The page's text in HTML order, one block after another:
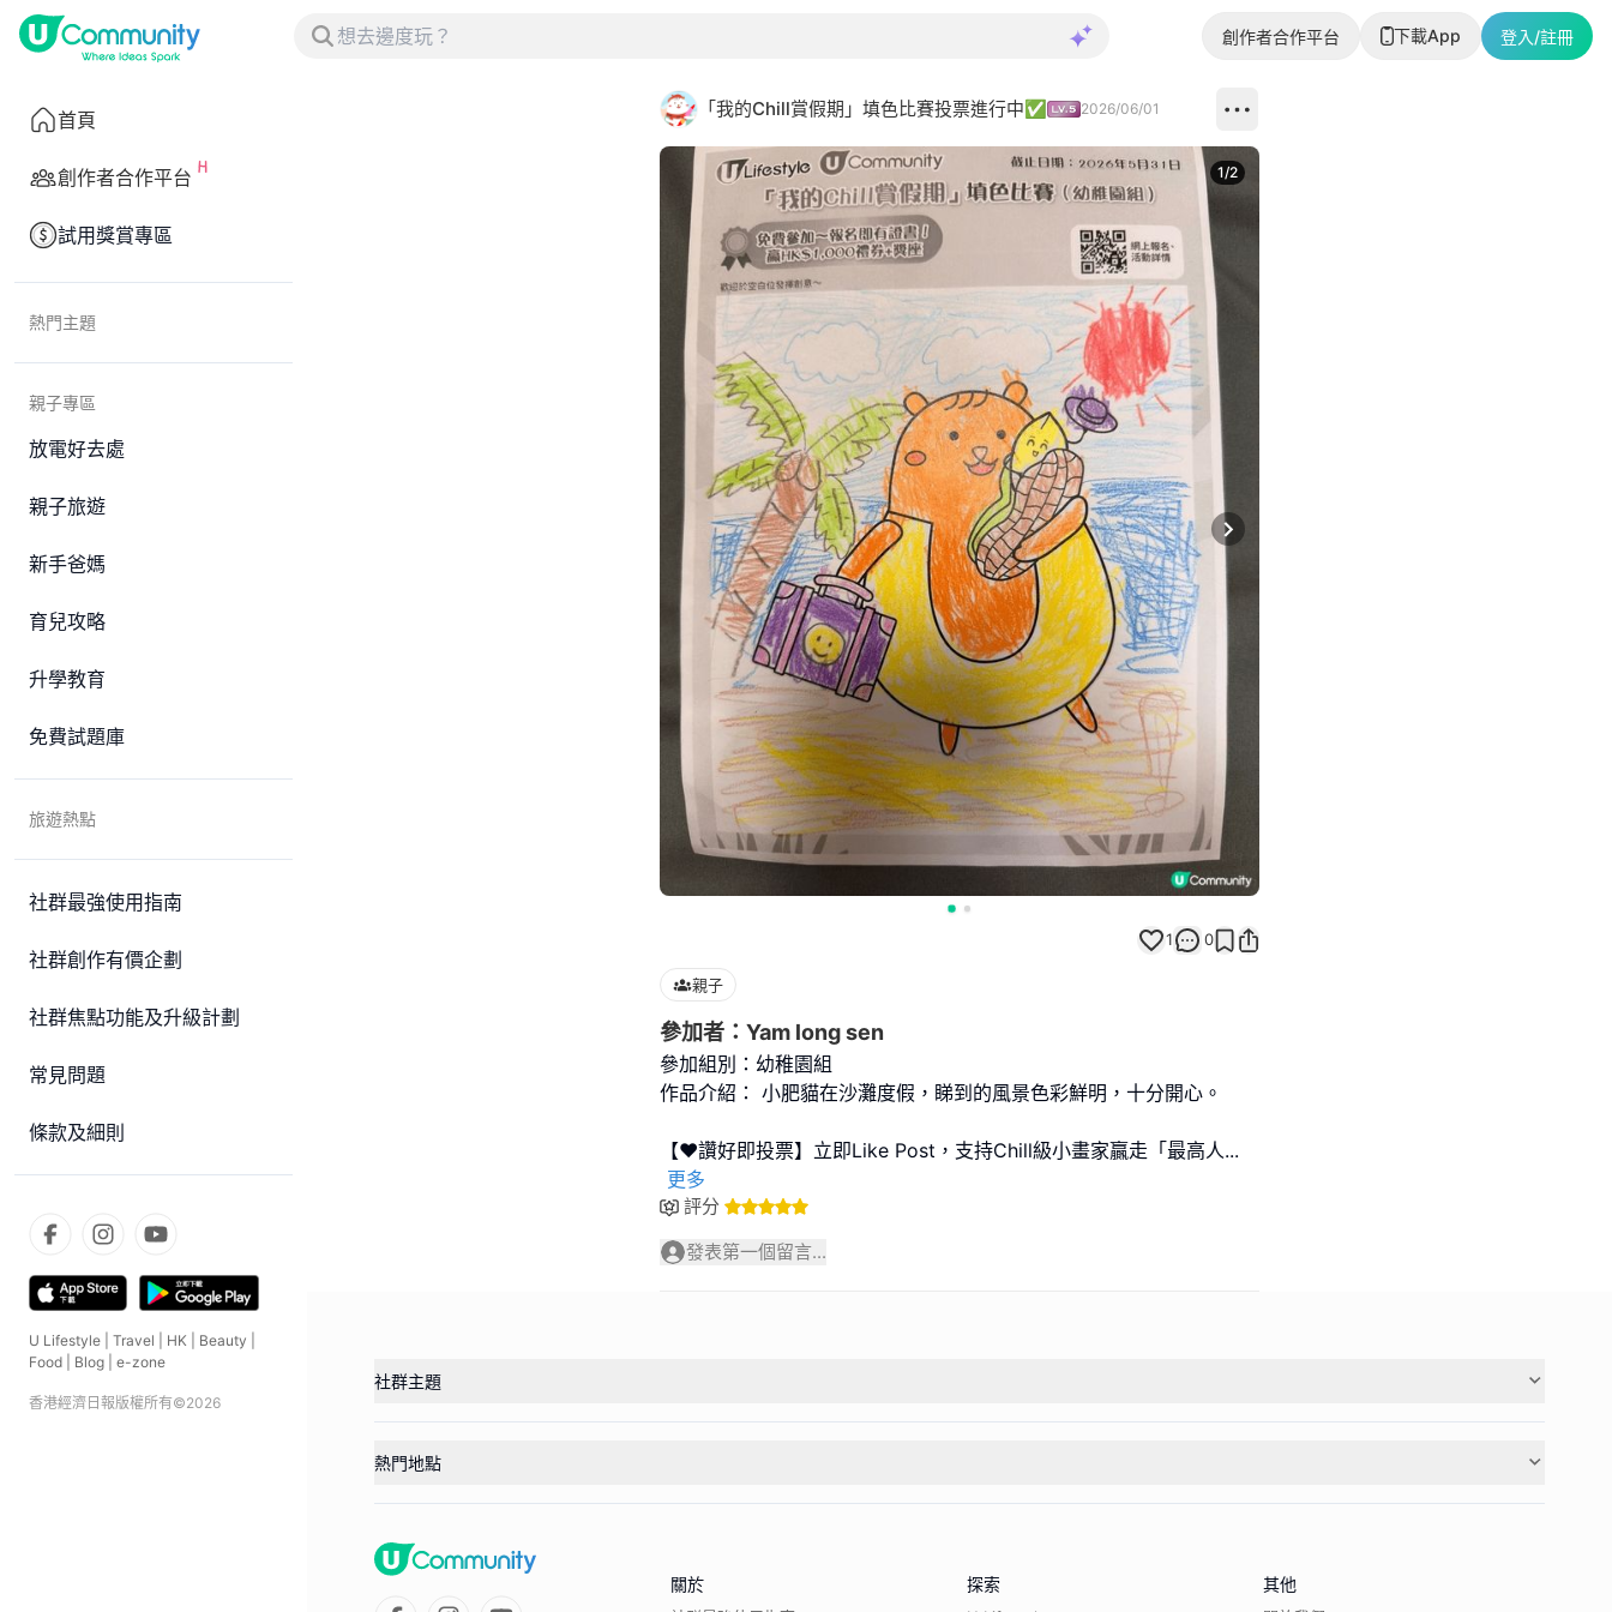
創作者合作平台 下載App 登入/註冊
首頁
創作者合作平台
試用獎賞專區
熱門主題
親子專區
放電好去處
親子旅遊
新手爸媽
育兒攻略
升學教育
免費試題庫
旅遊熱點
社群最強使用指南
社群創作有價企劃
社群焦點功能及升級計劃
常見問題
條款及細則
U Lifestyle Travel HK Beauty
Food
Blog e-zone
香港經濟日報版權所有©2026
「我的Chill賞假期」填色比賽投票進行中✅ 2026/06/01
Next slide
1/2
1 0
親子
參加者：Yam long sen
參加組別：幼稚園組
作品介紹： 小肥貓在沙灘度假，睇到的風景色彩鮮明，十分開心。
【❤️讚好即投票】立即Like Post，支持Chill級小畫家贏走「最高人...
更多
評分
發表第一個留言...
社群主題
熱門地點
關於 探索 其他